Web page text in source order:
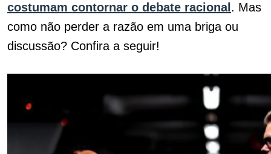
costumam contornar o debate racional . Mas
como não perder a razão em uma briga ou
discussão? Confira a seguir!